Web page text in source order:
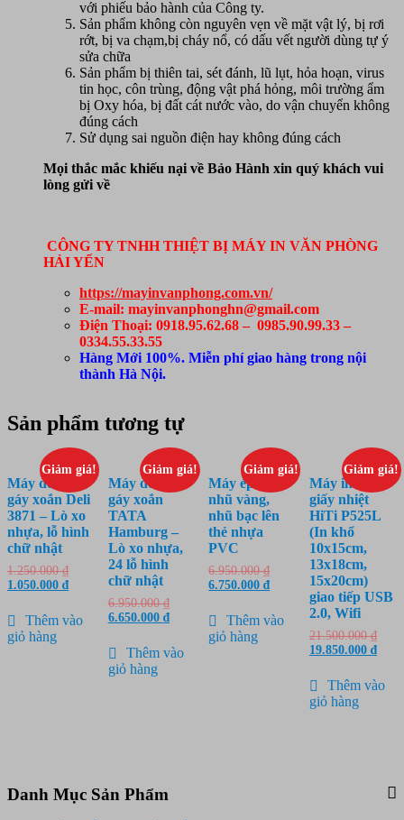
với phiếu bảo hành của Công ty.
Sản phẩm không còn nguyên vẹn về mặt vật lý, bị rơi
rớt, bị va chạm,bị cháy nổ, có dấu vết người dùng tự ý
sửa chữa
Sản phẩm bị thiên tai, sét đánh, lũ lụt, hỏa hoạn, virus
tin học, côn trùng, động vật phá hỏng, môi trường ẩm
bị Oxy hóa, bị đất cát nước vào, do vận chuyển không
đúng cách
Sử dụng sai nguồn điện hay không đúng cách
Mọi thắc mắc khiếu nại về Bảo Hành xin quý khách vui
lòng gửi về
CÔNG TY TNHH THIỆT BỊ MÁY IN VĂN PHÒNG
HẢI YẾN
https://mayinvanphong.com.vn/
E-mail: mayinvanphonghn@gmail.com
Điện Thoại: 0918.95.62.68 – 0985.90.99.33 –
0334.55.33.55
Hàng Mới 100%. Miễn phí giao hàng trong nội
thành Hà Nội.
Sản phẩm tương tự
Giảm giá!
Máy đóng
gáy xoắn Deli
3871 – Lò xo
nhựa, lỗ hình
chữ nhật
1.250.000₫Giá
gốc
1.250.000 ₫.
1.050.000 ₫Giá
tại
là:
Thêm vào
giỏ hàng
Giảm giá!
Máy đóng
gáy xoắn
TATA
Hamburg –
Lò xo nhựa,
24 lỗ hình
chữ nhật
6.950.000₫Giá
gốc
6.950.000 ₫.
6.650.000 ₫Giá
tại
là:
Thêm vào
giỏ hàng
Giảm giá!
Máy ép phủ
nhũ vàng,
nhũ bạc lên
thẻ nhựa
PVC
6.950.000₫Giá
gốc
6.950.000 ₫.
6.750.000₫Giá
tại
là:
6.750.000 ₫.
Thêm vào
giỏ hàng
Giảm giá!
Máy in ảnh
giấy nhiệt
HiTi P525L
(In khổ
10x15cm,
13x18cm,
15x20cm)
giao tiếp USB
2.0, Wifi
21.500.000₫Giá
gốc
19.850.000 ₫Giá
là:
Thêm vào
giỏ hàng
Danh Mục Sản Phẩm